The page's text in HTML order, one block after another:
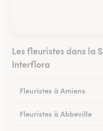
Les fleuristes dans la
Interflora
Fleuristes à Amiens
Fleuristes à Abbeville